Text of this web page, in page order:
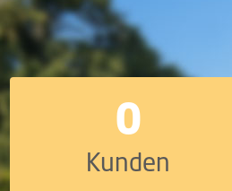
0
Kunden